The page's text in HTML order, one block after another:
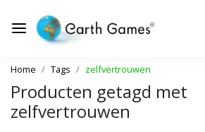
Home Tags zelfvertrouwen
Producten getagd met
zelfvertrouwen